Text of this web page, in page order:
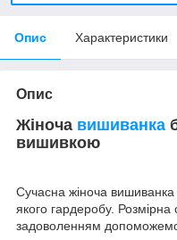
Опис Характеристики
Опис
Жіноча вишиванка
вишивкою
Сучасна жіноча
якого гардеробу. Розмірна
задоволенням допоможемо